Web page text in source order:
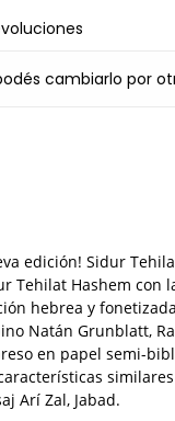
cambiarlo por
edición! Sidur
Tehilat Hashem con
hebrea y
Natán Grunblatt,
en papel semi-
Arí Zal, Jabad.